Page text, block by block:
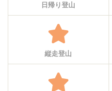
日帰り登山
縦走登山